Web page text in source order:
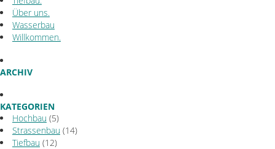
Über uns.
Wasserbau
Willkommen.
ARCHIV
KATEGORIEN
Hochbau (5)
Strassenbau (14)
Tiefbau (12)